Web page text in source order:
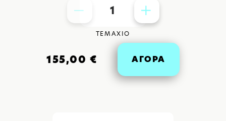
1
ΤΕΜΑΧΙΟ
155,00 € ΑΓΟΡΑ